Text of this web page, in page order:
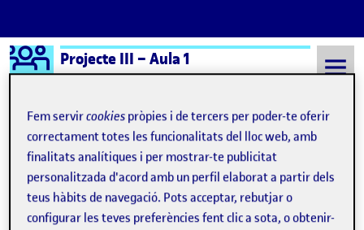
Saltar al contingut
Logo Ágora
Projecte III – Aula 1
Semestre 20241 - Aula 1 Pena con pene
Pena con pene
Fem servircookies pròpies i de tercers per poder-te oferir
correctament totes les funcionalitats del lloc web, amb
finalitats analítiques i per mostrar-te publicitat
personalitzada d'acord amb un perfil elaborat a partir dels
teus hàbits de navegació. Pots acceptar, rebutjar o
configurar les teves preferències fent clic a sota, o obtenir-